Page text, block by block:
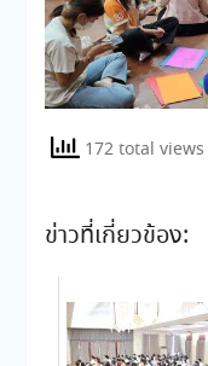
172 total views
ข่าวที่เกี่ยวข้อง: